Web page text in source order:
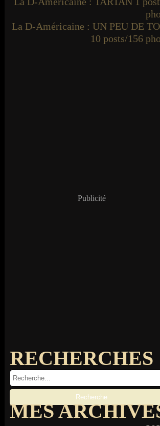
La D-Américaine : UN PEU DE
10 posts/156
Publicité
RECHERCHES
MES